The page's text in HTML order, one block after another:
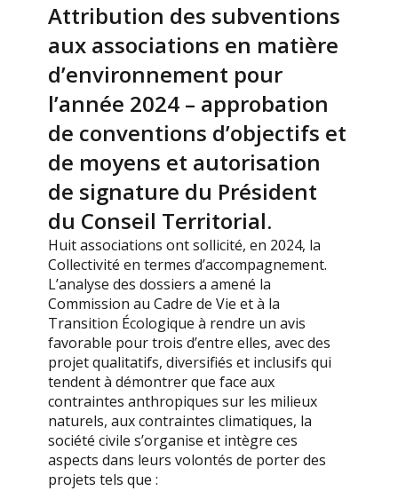
Attribution des subventions
aux associations en matière
d’environnement pour
l’année 2024 – approbation
de conventions d’objectifs et
de moyens et autorisation
de signature du Président
du Conseil Territorial.
Huit associations ont sollicité, en 2024, la
Collectivité en termes d’accompagnement.
L’analyse des dossiers a amené la
Commission au Cadre de Vie et à la
Transition Écologique à rendre un avis
favorable pour trois d’entre elles, avec des
projet qualitatifs, diversifiés et inclusifs qui
tendent à démontrer que face aux
contraintes anthropiques sur les milieux
naturels, aux contraintes climatiques, la
société civile s’organise et intègre ces
aspects dans leurs volontés de porter des
projets tels que :